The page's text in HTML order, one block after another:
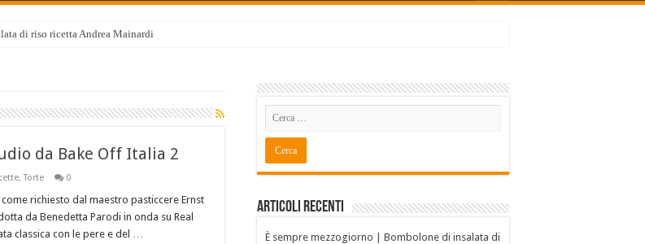
di riso ricetta Andrea Mainardi
da Bake Off Italia 2
,Torte 0
richiesto dal maestro pasticcere Ernst
da Benedetta Parodi in onda su Real
classica con le pere e del …
Articoli recenti
È sempre mezzogiorno | Bombolone di insalata di